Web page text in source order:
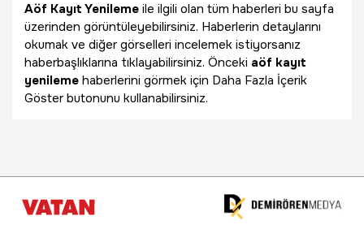
Aöf Kayıt Yenileme ile ilgili olan tüm haberleri bu sayfa
üzerinden görüntüleyebilirsiniz. Haberlerin detaylarını
okumak ve diğer görselleri incelemek istiyorsanız
haberbaşlıklarına tıklayabilirsiniz. Önceki aöf kayıt
yenileme haberlerini görmek için Daha Fazla İçerik
Göster butonunu kullanabilirsiniz.